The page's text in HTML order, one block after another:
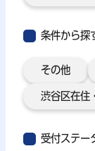
条件から探
その他
渋谷区在住
受付ステー